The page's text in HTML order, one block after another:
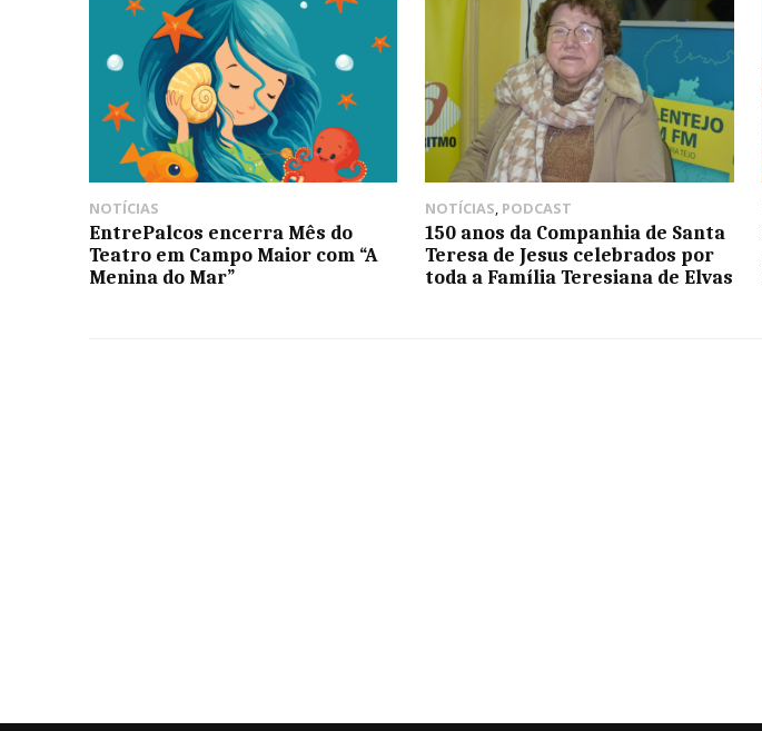
NOTÍCIAS
EntrePalcos encerra Mês do
Teatro em Campo Maior com “A
Menina do Mar”
NOTÍCIAS, PODCAST
150 anos da Companhia de Santa
Teresa de Jesus celebrados por
toda a Família Teresiana de Elvas